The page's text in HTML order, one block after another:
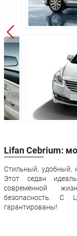
Задняя подвеска:
Передние
Задние тормоза:
Гарантия:
Lifan Cebrium:
Стильный, удобный,
Этот седан
современной
безопасность. С
гарантированы!